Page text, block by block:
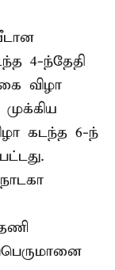
4-ந்தேதி
விழா
கடந்த 6-ந்